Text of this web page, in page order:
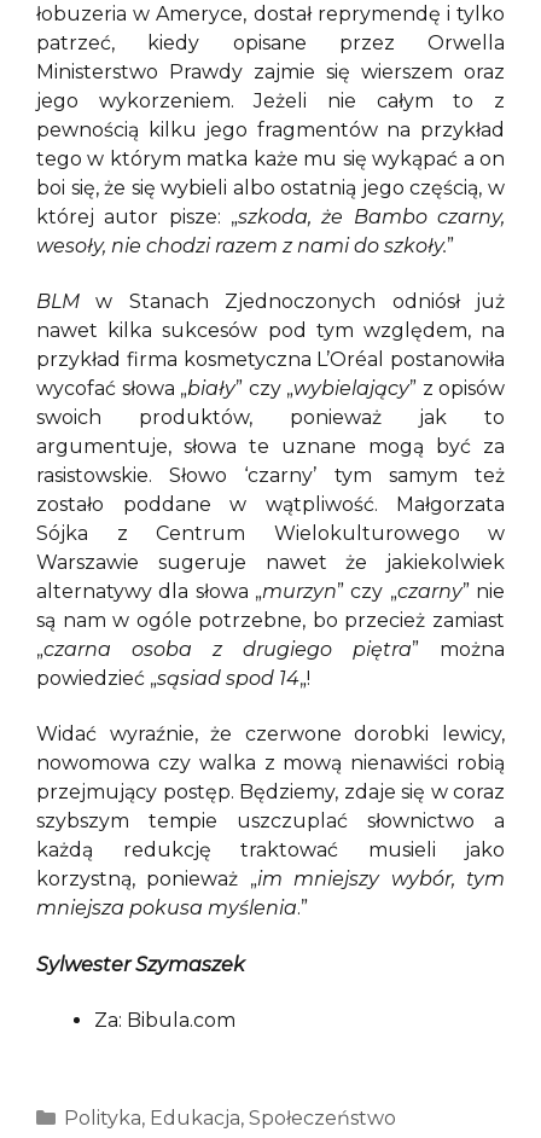
łobuzeria w Ameryce, dostał reprymendę i tylko
patrzeć, kiedy opisane przez Orwella
Ministerstwo Prawdy zajmie się wierszem oraz
jego wykorzeniem. Jeżeli nie całym to z
pewnością kilku jego fragmentów na przykład
tego w którym matka każe mu się wykąpać a on
boi się, że się wybieli albo ostatnią jego częścią, w
której autor pisze: „szkoda, że Bambo czarny,
wesoły, nie chodzi razem z nami do szkoły.”
BLM w Stanach Zjednoczonych odniósł już
nawet kilka sukcesów pod tym względem, na
przykład firma kosmetyczna L’Oréal postanowiła
wycofać słowa „biały” czy „wybielający” z opisów
swoich produktów, ponieważ jak to
argumentuje, słowa te uznane mogą być za
rasistowskie. Słowo ‘czarny’ tym samym też
zostało poddane w wątpliwość. Małgorzata
Sójka z Centrum Wielokulturowego w
Warszawie sugeruje nawet że jakiekolwiek
alternatywy dla słowa „murzyn” czy „czarny” nie
są nam w ogóle potrzebne, bo przecież zamiast
„czarna osoba z drugiego piętra” można
powiedzieć „sąsiad spod 14„!
Widać wyraźnie, że czerwone dorobki lewicy,
nowomowa czy walka z mową nienawiści robią
przejmujący postęp. Będziemy, zdaje się w coraz
szybszym tempie uszczuplać słownictwo a
każdą redukcję traktować musieli jako
korzystną, ponieważ „im mniejszy wybór, tym
mniejsza pokusa myślenia.”
Sylwester Szymaszek
Za: Bibula.com
Kategorie
Polityka, Edukacja, Społeczeństwo